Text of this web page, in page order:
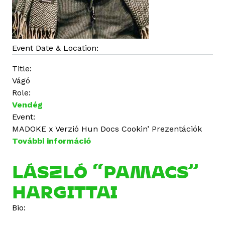
Event Date & Location:
Title:
Vágó
Role:
Vendég
Event:
MADOKE x Verzió Hun Docs Cookin’ Prezentációk
További információ
r
i
t
LÁSZLÓ “PAMACS”
HARGITTAI
Bio: